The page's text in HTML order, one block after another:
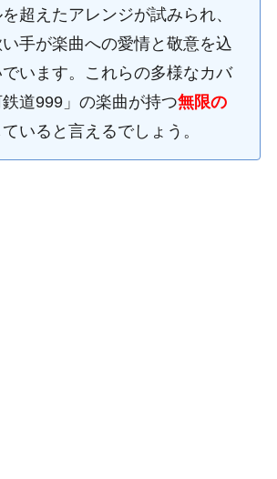
超えたアレンジが試みられ、
手が楽曲への愛情と敬意を込
います。これらの多様なカバ
道999」の楽曲が持つ無限の
いると言えるでしょう。